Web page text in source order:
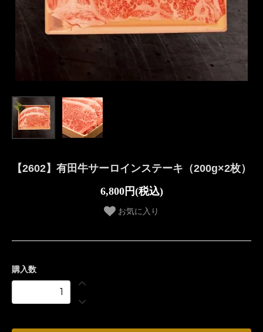
【2602】有田牛サーロインステーキ（200g×2枚）
6,800円(税込)
お気に入り
購入数